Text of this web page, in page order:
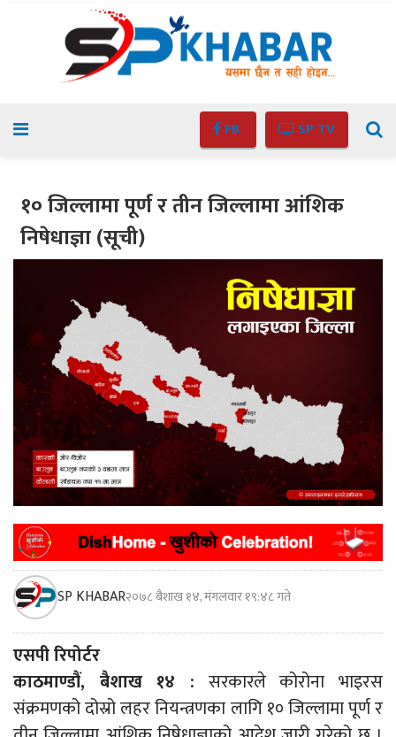
FB SP TV
१० जिल्लामा पूर्ण र तीन जिल्लामा आंशिक
निषेधाज्ञा (सूची)
SP KHABAR२०७८ बैशाख १४, मंगलवार १९:४८ गते
एसपी रिपोर्टर
काठमाण्डौं, बैशाख १४ : सरकारले कोरोना भाइरस
संक्रमणको दोस्रो लहर नियन्त्रणका लागि १० जिल्लामा पूर्ण र